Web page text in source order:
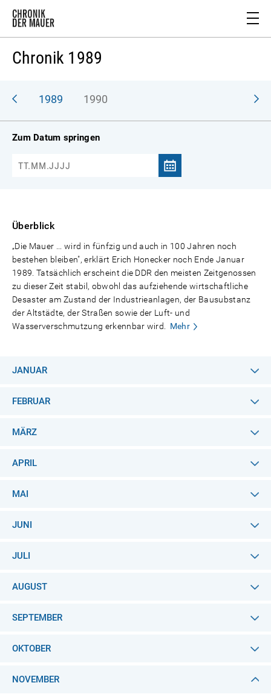
Chronik 1989
1989 1990
Zum Datum springen
Überblick
„Die Mauer ... wird in fünfzig und auch in 100 Jahren noch
bestehen bleiben", erklärt Erich Honecker noch Ende Januar
1989. Tatsächlich erscheint die DDR den meisten Zeitgenossen
zu dieser Zeit stabil, obwohl das aufziehende wirtschaftliche
Desaster am Zustand der Industrieanlagen, der Bausubstanz
der Altstädte, der Straßen sowie der Luft- und
Wasserverschmutzung erkennbar wird.
Mehr
JANUAR
FEBRUAR
MÄRZ
APRIL
MAI
JUNI
JULI
AUGUST
SEPTEMBER
OKTOBER
NOVEMBER